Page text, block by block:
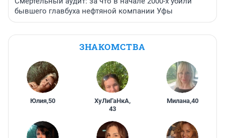
бывшего главбуха нефтяной компании Уфы
ЗНАКОМСТВА
Юлия,50 ХуЛиГаНкА,
43
Милана,40